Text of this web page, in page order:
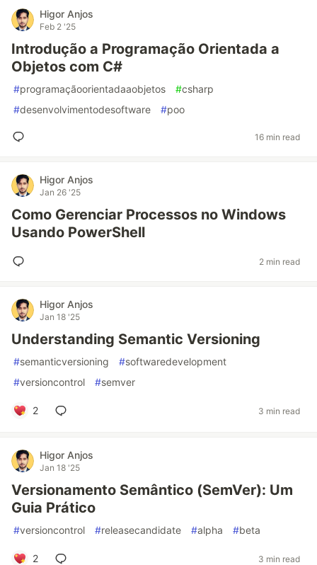
Higor Anjos
Feb 2 '25
Introdução a Programação Orientada a
Objetos com C#
#programaçãoorientadaaobjetos #csharp
#desenvolvimentodesoftware #poo
16 min read
Higor Anjos
Jan 26 '25
Como Gerenciar Processos no Windows
Usando PowerShell
2 min read
Higor Anjos
Jan 18 '25
Understanding Semantic Versioning
#semanticversioning #softwaredevelopment
#versioncontrol #semver
2 3 min read
Higor Anjos
Jan 18 '25
Versionamento Semântico (SemVer): Um
Guia Prático
#versioncontrol #releasecandidate #alpha #beta
2 3 min read